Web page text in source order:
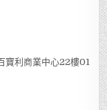
寶利商業中心22樓01